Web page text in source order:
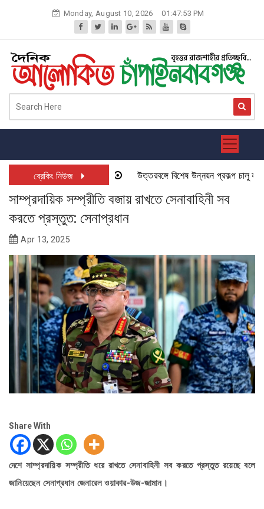
Monday, August 10, 2026 01:47:53 PM
ব্রেকিং নিউজ উত্তরবঙ্গে বিশেষ উন্নয়ন প্রকল্প চালু হতে
সাম্প্রদায়িক সম্প্রীতি বজায় রাখতে সেনাবাহিনী সব
করতে প্রস্তুত: সেনাপ্রধান
Apr 13, 2025
Share With
দেশে সাম্প্রদায়িক সম্প্রীতি ধরে রাখতে সেনাবাহিনী সব করতে প্রস্তুত রয়েছে বলে
জানিয়েছেন সেনাপ্রধান জেনারেল ওয়াকার-উজ-জামান।